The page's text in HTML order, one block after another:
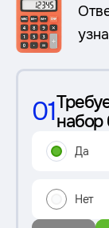
01
Да
Нет